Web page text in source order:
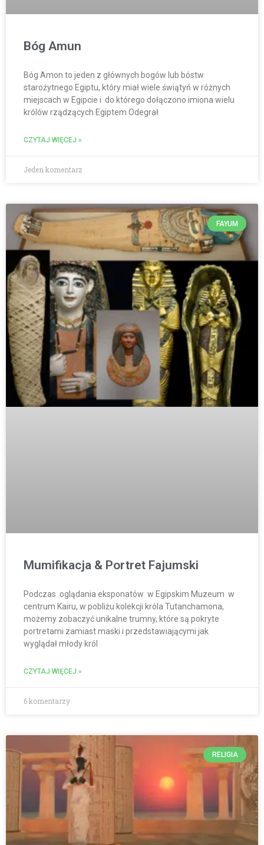
Bóg Amun
Bóg Amon to jeden z głównych bogów lub bóstw
starożytnego Egiptu, który miał wiele świątyń w różnych
miejscach w Egipcie i do którego dołączono imiona wielu
królów rządzących Egiptem Odegrał
CZYTAJ WIĘCEJ »
Jeden komentarz
FAYUM
Mumifikacja & Portret Fajumski
Podczas oglądania eksponatów w Egipskim Muzeum w
centrum Kairu, w pobliżu kolekcji króla Tutanchamona,
możemy zobaczyć unikalne trumny, które są pokryte
portretami zamiast maski i przedstawiającymi jak
wyglądał młody król
CZYTAJ WIĘCEJ »
6 komentarzy
RELIGIA